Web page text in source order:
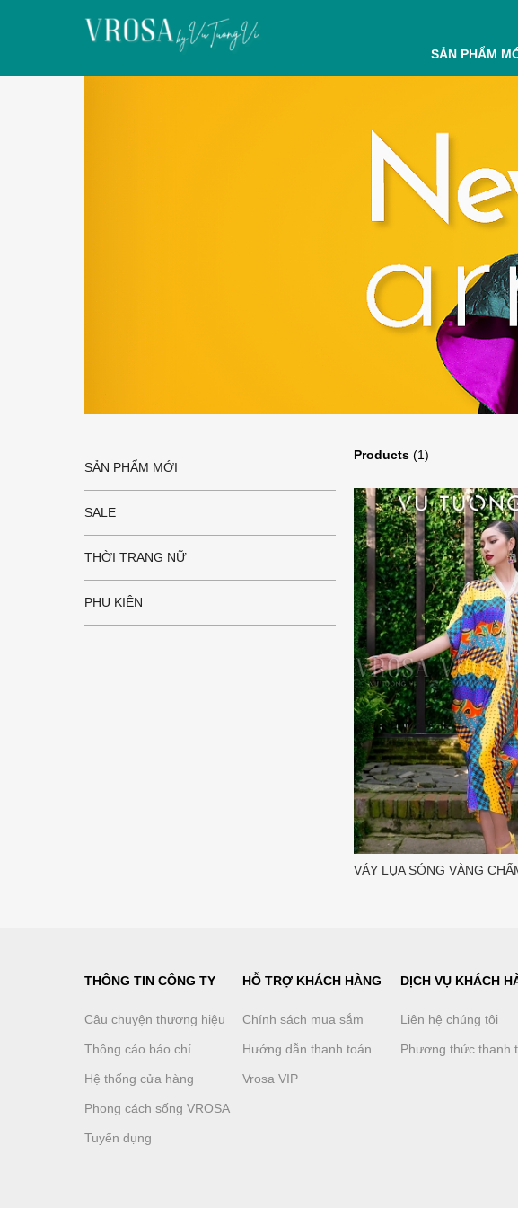
SẢN PHẨM
SẢN PHẨM MỚI
SALE
THỜI TRANG NỮ
PHỤ KIỆN
Products (1)
VÁY LỤA SÓNG VÀNG
THÔNG TIN CÔNG TY
Câu chuyện thương hiệu
Thông cáo báo chí
Hệ thống cửa hàng
Phong cách sống VROSA
Tuyển dụng
HỖ TRỢ KHÁCH HÀNG
Chính sách mua sắm
Hướng dẫn thanh toán
Vrosa VIP
DỊCH VỤ KHÁCH
Liên hệ chúng tôi
Phương thức thanh